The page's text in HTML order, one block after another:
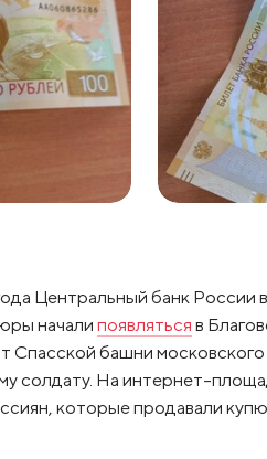
Центральный банк России
начали появляться в
Спасской башни
солдату. На интернет-
которые продавали